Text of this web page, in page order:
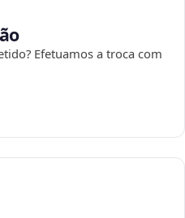
Efetuamos a troca com